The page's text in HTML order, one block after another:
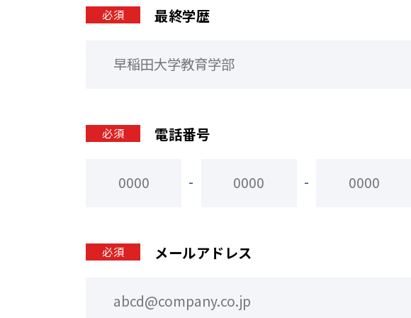
最終学歴
必須
電話番号
必須
- -
メールアドレス
必須